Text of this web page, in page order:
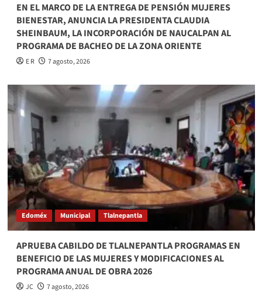
EN EL MARCO DE LA ENTREGA DE PENSIÓN MUJERES
BIENESTAR, ANUNCIA LA PRESIDENTA CLAUDIA
SHEINBAUM, LA INCORPORACIÓN DE NAUCALPAN AL
PROGRAMA DE BACHEO DE LA ZONA ORIENTE
E R 7 agosto, 2026
Edoméx Municipal Tlalnepantla
APRUEBA CABILDO DE TLALNEPANTLA PROGRAMAS EN
BENEFICIO DE LAS MUJERES Y MODIFICACIONES AL
PROGRAMA ANUAL DE OBRA 2026
JC 7 agosto, 2026